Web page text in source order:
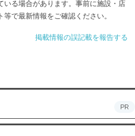
る場合があります。事前に施設・店
で最新情報をご確認ください。
掲載情報の誤記載を報告する
PR